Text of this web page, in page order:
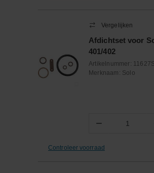
Vergelijken
Afdichtset voor
401/402
Artikelnummer:
Merknaam: Solo
− Aantal
Controleer voorraad